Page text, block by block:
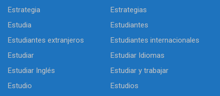
Estrategia
Estrategias
Estudia
Estudiantes
Estudiantes extranjeros
Estudiantes internacionales
Estudiar
Estudiar Idiomas
Estudiar Inglés
Estudiar y trabajar
Estudio
Estudios